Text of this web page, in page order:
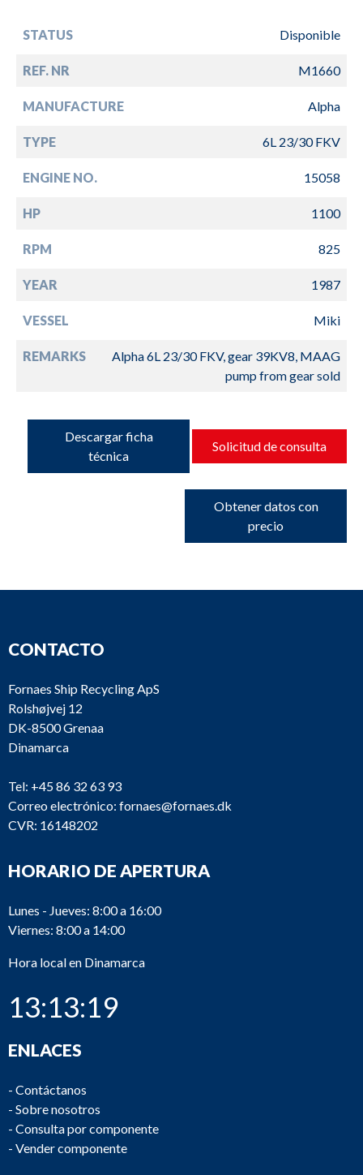
STATUS Disponible
REF. NR M1660
MANUFACTURE Alpha
TYPE 6L 23/30 FKV
ENGINE NO. 15058
HP 1100
RPM 825
YEAR 1987
VESSEL Miki
REMARKS
Alpha 6L 23/30 FKV, gear 39KV8, MAAG
pump from gear sold
Descargar ficha
técnica
Solicitud de consulta
Obtener datos con
precio
CONTACTO
Fornaes Ship Recycling ApS
Rolshøjvej 12
DK-8500 Grenaa
Dinamarca
Tel: +45 86 32 63 93
Correo electrónico: fornaes@fornaes.dk
CVR: 16148202
HORARIO DE APERTURA
Lunes - Jueves: 8:00 a 16:00
Viernes: 8:00 a 14:00
Hora local en Dinamarca
13:13:19
ENLACES
- Contáctanos
- Sobre nosotros
- Consulta por componente
- Vender componente